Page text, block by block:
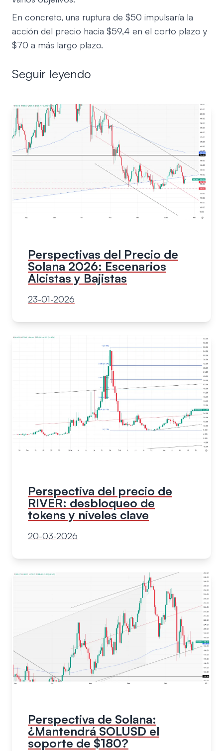
En concreto, una ruptura de $50 impulsaría la
acción del precio hacia $59,4 en el corto plazo y
$70 a más largo plazo.
Seguir leyendo
Perspectivas del Precio de
Solana 2026: Escenarios
Alcistas y Bajistas
23-01-2026
Perspectiva del precio de
RIVER: desbloqueo de
tokens y niveles clave
20-03-2026
Perspectiva de Solana:
¿Mantendrá SOLUSD el
soporte de $180?